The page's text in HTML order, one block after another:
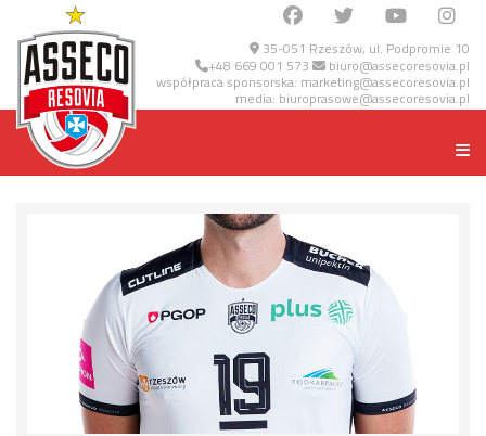
35-051 Rzeszów, ul. Podpromie 10
+48 669 001 573 biuro@assecoresovia.pl
współpraca sponsorska: marketing@assecoresovia.pl
media: biuroprasowe@assecoresovia.pl